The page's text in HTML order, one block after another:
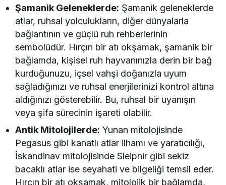
Şamanik Geleneklerde: Şamanik geleneklerde
atlar, ruhsal yolculukların, diğer dünyalarla
bağlantının ve güçlü ruh rehberlerinin
sembolüdür. Hırçın bir atı okşamak, şamanik bir
bağlamda, kişisel ruh hayvanınızla derin bir bağ
kurduğunuzu, içsel vahşi doğanızla uyum
sağladığınızı ve ruhsal enerjilerinizi kontrol altına
aldığınızı gösterebilir. Bu, ruhsal bir uyanışın
veya şifa sürecinin işareti olabilir.
Antik Mitolojilerde: Yunan mitolojisinde
Pegasus gibi kanatlı atlar ilhamı ve yaratıcılığı,
İskandinav mitolojisinde Sleipnir gibi sekiz
bacaklı atlar ise seyahati ve bilgeliği temsil eder.
Hırçın bir atı okşamak, mitolojik bir bağlamda,